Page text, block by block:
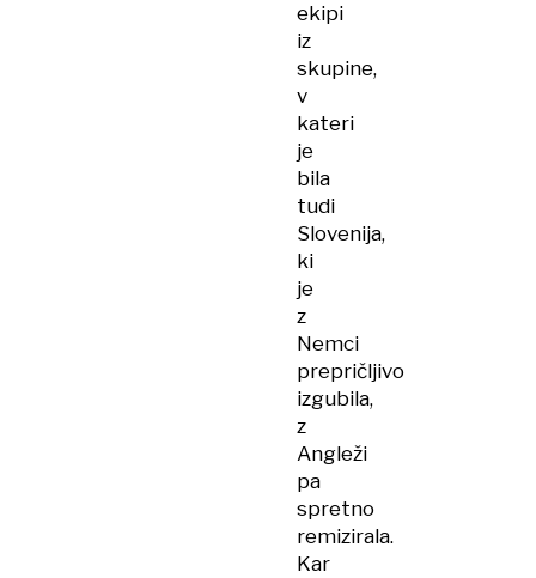
ekipi
iz
skupine,
v
kateri
je
bila
tudi
Slovenija,
ki
je
z
Nemci
prepričljivo
izgubila,
z
Angleži
pa
spretno
remizirala.
Kar